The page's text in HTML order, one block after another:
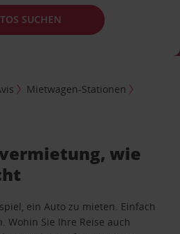
SUCHEN
Mietwagen-Stationen
wie
ein Auto zu mieten. Einfach
Wohin Sie Ihre Reise auch